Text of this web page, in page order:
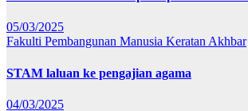
05/03/2025
Fakulti Pembangunan Manusia Keratan Akhbar
STAM laluan ke pengajian agama
04/03/2025